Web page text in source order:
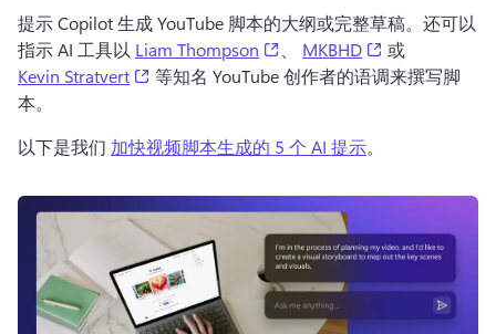
提示 Copilot 生成 YouTube 脚本的大纲或完整草稿。 还可以
指示 AI 工具以 Liam Thompson (opens in a new tab)
MKBHD (opens in a
或
Kevin Stratvert
(opens in a new tab)
等知名 YouTube 创作者的语调来撰写脚
本。
以下是我们 加快视频脚本生成的 5 个 AI 提示。